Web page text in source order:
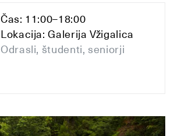
Čas: 11:00–18:00
Lokacija: Galerija Vžigalica
Odrasli, študenti, seniorji